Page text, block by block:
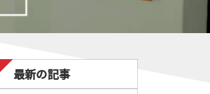
最新の記事